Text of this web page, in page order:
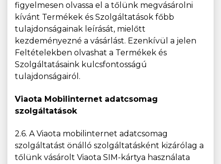
figyelmesen olvassa el a tőlünk megvásárolni
kívánt Termékek és Szolgáltatások főbb
tulajdonságainak leírását, mielőtt
kezdeményezné a vásárlást. Ezenkívül a jelen
Feltételekben olvashat a Termékek és
Szolgáltatásaink kulcsfontosságú
tulajdonságairól.
Viaota Mobilinternet adatcsomag
szolgáltatások
2.6. A Viaota mobilinternet adatcsomag
szolgáltatást önálló szolgáltatásként kizárólag a
tőlünk vásárolt Viaota SIM-kártya használata